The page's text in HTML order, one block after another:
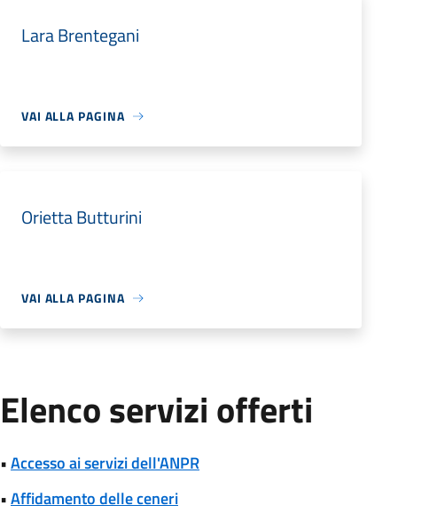
Lara Brentegani
VAI ALLA PAGINA
Orietta Butturini
VAI ALLA PAGINA
Elenco servizi offerti
•Accesso ai servizi dell'ANPR
•Affidamento delle ceneri